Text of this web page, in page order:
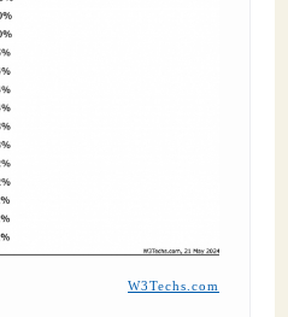
W3Techs.com